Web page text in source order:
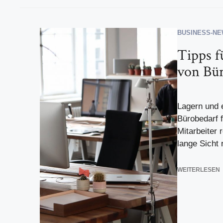
BUSINESS-
Tipps
von
Lagern und
Bürobedarf
Mitarbeiter
lange Sicht
WEITERLESEN